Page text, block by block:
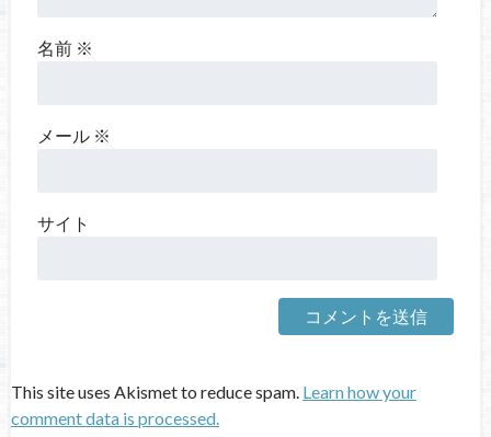
名前 ※
メール ※
サイト
This site uses Akismet to reduce spam. Learn how your
comment data is processed.